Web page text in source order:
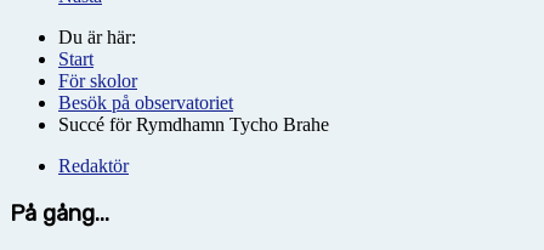
Du är här:
Start
För skolor
Besök på observatoriet
Succé för Rymdhamn Tycho Brahe
Redaktör
På gång...